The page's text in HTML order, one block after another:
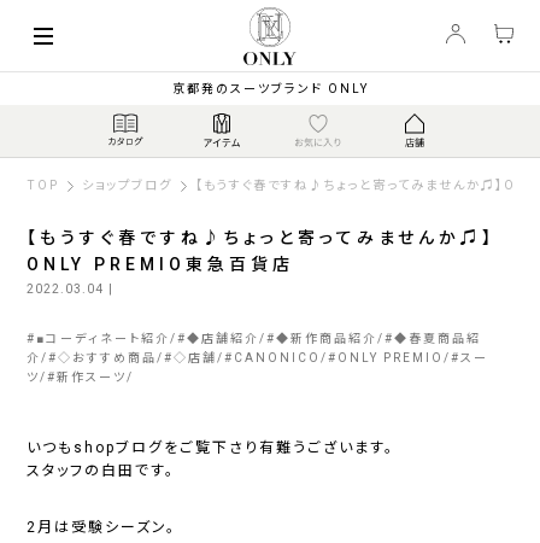
京都発のスーツブランド ONLY
TOP ショップブログ 【もうすぐ春ですね♪ちょっと寄ってみませんか♫】
【もうすぐ春ですね♪ちょっと寄ってみませんか♫】
ONLY PREMIO東急百貨店
2022.03.04 |
# ■コーディネート紹介 #◆店舗紹介 #◆新作商品紹介 #◆春夏商品紹
介 #◇おすすめ商品 #◇店舗 # CANONICO # ONLY PREMIO # スー
ツ #新作スーツ
いつもshopブログをご覧下さり有難うございます。
スタッフの白田です。
2月は受験シーズン。